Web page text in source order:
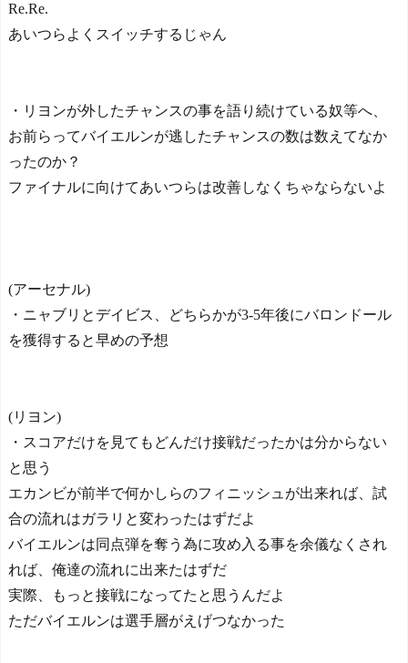
Re.Re.
あいつらよくスイッチするじゃん
・リヨンが外したチャンスの事を語り続けている奴等へ、
お前らってバイエルンが逃したチャンスの数は数えてなか
ったのか？
ファイナルに向けてあいつらは改善しなくちゃならないよ
(アーセナル)
・ニャブリとデイビス、どちらかが3-5年後にバロンドール
を獲得すると早めの予想
(リヨン)
・スコアだけを見てもどんだけ接戦だったかは分からない
と思う
エカンビが前半で何かしらのフィニッシュが出来れば、試
合の流れはガラリと変わったはずだよ
バイエルンは同点弾を奪う為に攻め入る事を余儀なくされ
れば、俺達の流れに出来たはずだ
実際、もっと接戦になってたと思うんだよ
ただバイエルンは選手層がえげつなかった